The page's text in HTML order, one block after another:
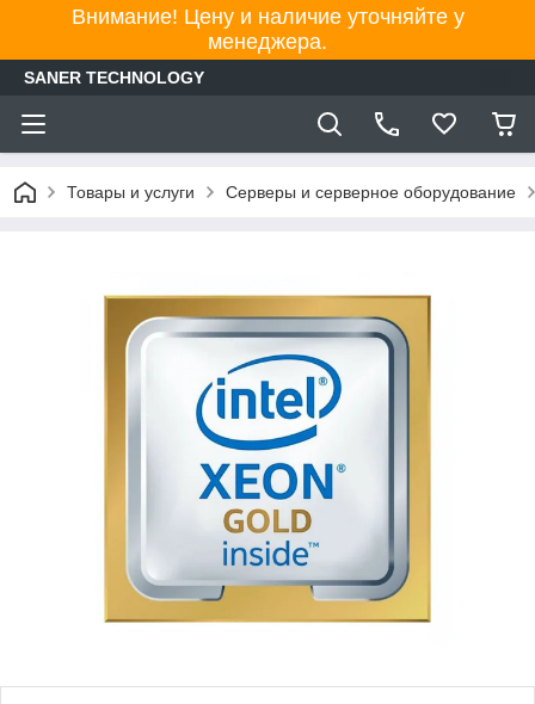
Внимание! Цену и наличие уточняйте у
менеджера.
SANER TECHNOLOGY
Товары и услуги Серверы и серверное оборудование